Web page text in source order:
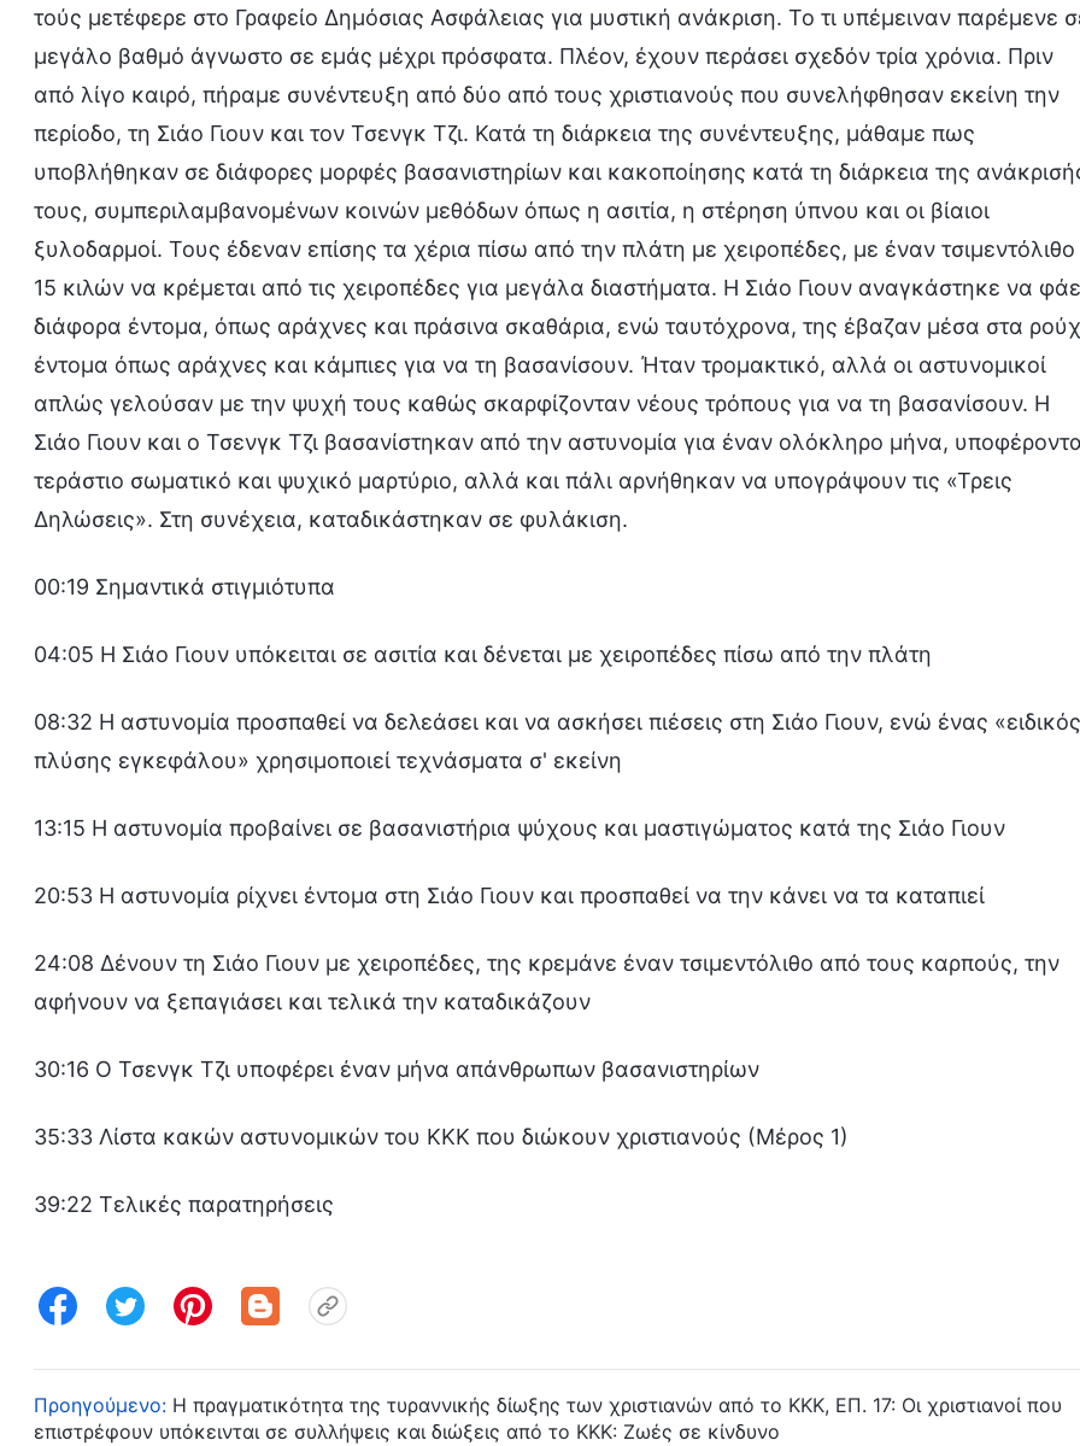
τούς μετέφερε στο Γραφείο Δημόσιας Ασφάλειας για μυστική ανάκριση. Το τι υπέμειναν παρέμενε
μεγάλο βαθμό άγνωστο σε εμάς μέχρι πρόσφατα. Πλέον, έχουν περάσει σχεδόν τρία χρόνια. Πριν
από λίγο καιρό, πήραμε συνέντευξη από δύο από τους χριστιανούς που συνελήφθησαν εκείνη την
περίοδο, τη Σιάο Γιουν και τον Τσενγκ Τζι. Κατά τη διάρκεια της συνέντευξης, μάθαμε πως
υποβλήθηκαν σε διάφορες μορφές βασανιστηρίων και κακοποίησης κατά τη διάρκεια της
τους, συμπεριλαμβανομένων κοινών μεθόδων όπως η ασιτία, η στέρηση ύπνου και οι βίαιοι
ξυλοδαρμοί. Τους έδεναν επίσης τα χέρια πίσω από την πλάτη με χειροπέδες, με έναν τσιμεντόλιθο
15 κιλών να κρέμεται από τις χειροπέδες για μεγάλα διαστήματα. Η Σιάο Γιουν αναγκάστηκε να
διάφορα έντομα, όπως αράχνες και πράσινα σκαθάρια, ενώ ταυτόχρονα, της έβαζαν μέσα στα
έντομα όπως αράχνες και κάμπιες για να τη βασανίσουν. Ήταν τρομακτικό, αλλά οι αστυνομικοί
απλώς γελούσαν με την ψυχή τους καθώς σκαρφίζονταν νέους τρόπους για να τη βασανίσουν. Η
Σιάο Γιουν και ο Τσενγκ Τζι βασανίστηκαν από την αστυνομία για έναν ολόκληρο μήνα,
τεράστιο σωματικό και ψυχικό μαρτύριο, αλλά και πάλι αρνήθηκαν να υπογράψουν τις «Τρεις
Δηλώσεις». Στη συνέχεια, καταδικάστηκαν σε φυλάκιση.
00:19 Σημαντικά στιγμιότυπα
04:05 Η Σιάο Γιουν υπόκειται σε ασιτία και δένεται με χειροπέδες πίσω από την πλάτη
08:32 Η αστυνομία προσπαθεί να δελεάσει και να ασκήσει πιέσεις στη Σιάο Γιουν, ενώ ένας «ειδικός
πλύσης εγκεφάλου» χρησιμοποιεί τεχνάσματα σ' εκείνη
13:15 Η αστυνομία προβαίνει σε βασανιστήρια ψύχους και μαστιγώματος κατά της Σιάο Γιουν
20:53 Η αστυνομία ρίχνει έντομα στη Σιάο Γιουν και προσπαθεί να την κάνει να τα καταπιεί
24:08 Δένουν τη Σιάο Γιουν με χειροπέδες, της κρεμάνε έναν τσιμεντόλιθο από τους καρπούς, την
αφήνουν να ξεπαγιάσει και τελικά την καταδικάζουν
30:16 Ο Τσενγκ Τζι υποφέρει έναν μήνα απάνθρωπων βασανιστηρίων
35:33 Λίστα κακών αστυνομικών του ΚΚΚ που διώκουν χριστιανούς (Μέρος 1)
39:22 Τελικές παρατηρήσεις
Προηγούμενο: Η πραγματικότητα της τυραννικής δίωξης των χριστιανών από το ΚΚΚ, ΕΠ. 17: Οι χριστιανοί που
επιστρέφουν υπόκεινται σε συλλήψεις και διώξεις από το ΚΚΚ: Ζωές σε κίνδυνο